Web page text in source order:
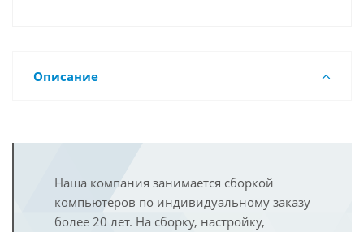
Описание
Наша компания занимается сборкой
компьютеров по индивидуальному заказу
более 20 лет. На сборку, настройку,